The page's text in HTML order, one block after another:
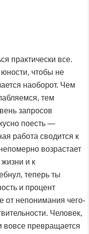
практически все.
чтобы не
наоборот. Чем
тем
запросов
поесть —
работа сводится к
возрастает
и к
теперь ты
и процент
от непонимания чего-
Человек,
вовсе превращается